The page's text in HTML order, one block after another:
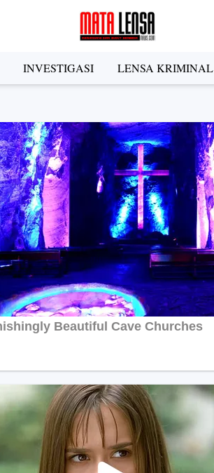
INVESTIGASI LENSA KRIMINAL